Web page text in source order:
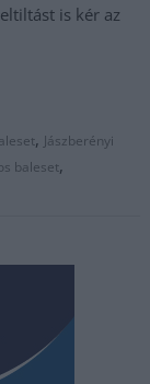
is kér az
, Jászberényi
baleset,